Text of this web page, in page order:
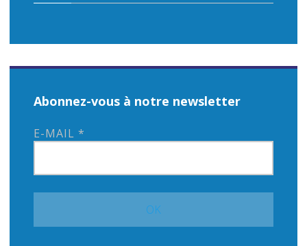
Abonnez-vous à notre newsletter
E-MAIL *